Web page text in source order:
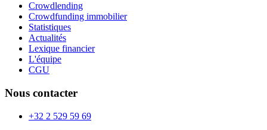
Crowdlending
Crowdfunding immobilier
Statistiques
Actualités
Lexique financier
L'équipe
CGU
Nous contacter
+32 2 529 59 69